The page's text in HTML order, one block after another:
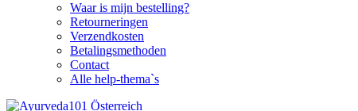
Waar is mijn bestelling?
Retourneringen
Verzendkosten
Betalingsmethoden
Contact
Alle help-thema`s